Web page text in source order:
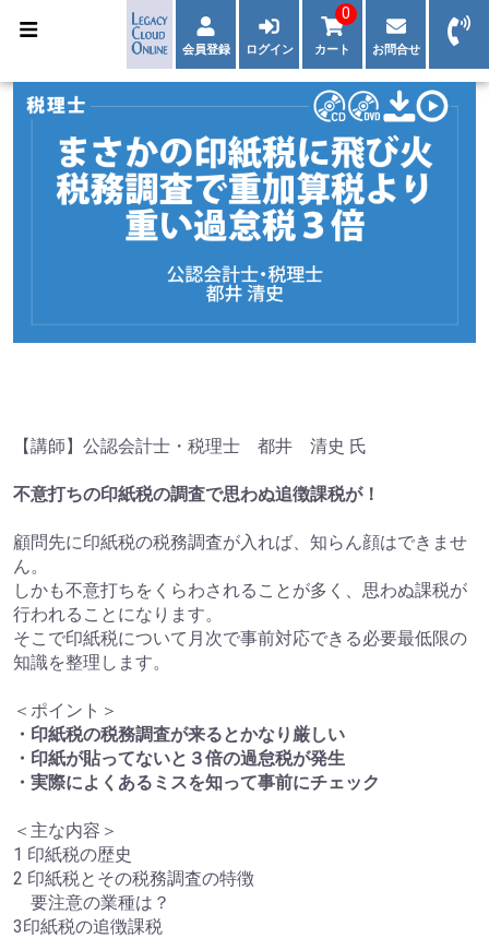
会員登録 ログイン カート
0
お問合せ
【講師】公認会計士・税理士 都井 清史 氏
不意打ちの印紙税の調査で思わぬ追徴課税が！
顧問先に印紙税の税務調査が入れば、知らん顔はできませ
ん。
しかも不意打ちをくらわされることが多く、思わぬ課税が
行われることになります。
そこで印紙税について月次で事前対応できる必要最低限の
知識を整理します。
＜ポイント＞
・印紙税の税務調査が来るとかなり厳しい
・印紙が貼ってないと３倍の過怠税が発生
・実際によくあるミスを知って事前にチェック
＜主な内容＞
1 印紙税の歴史
2 印紙税とその税務調査の特徴
要注意の業種は？
3印紙税の追徴課税